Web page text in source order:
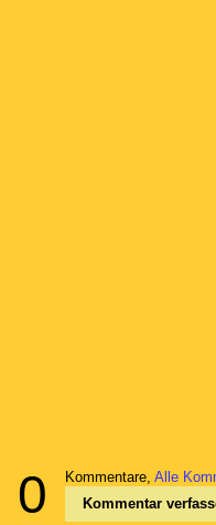
0 Kommentare, Alle
Kommentar